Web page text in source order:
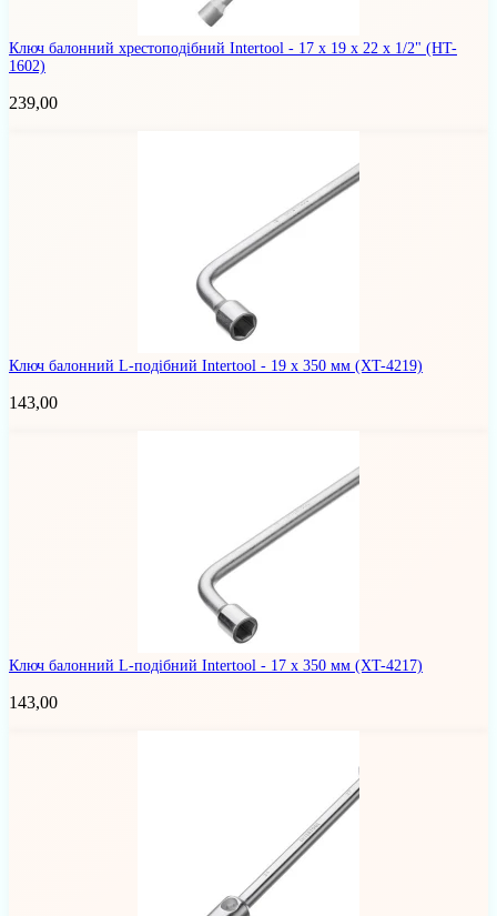
Ключ балонний хрестоподібний Intertool - 17 х 19 х 22 х 1/2" (HT-
1602)
239,00
Ключ балонний L-подібний Intertool - 19 х 350 мм (XT-4219)
143,00
Ключ балонний L-подібний Intertool - 17 х 350 мм (XT-4217)
143,00